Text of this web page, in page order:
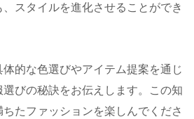
スタイルを進化させることができ
的な色選びやアイテム提案を通じ
びの秘訣をお伝えします。この知
たファッションを楽しんでくださ